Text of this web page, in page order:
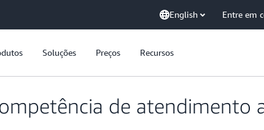
English Entre em
Soluções Preços Recursos
de atendimento